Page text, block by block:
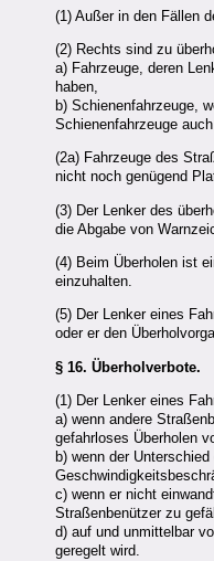
(1) Außer in den Fällen
(2) Rechts sind zu
a) Fahrzeuge, deren
haben,
b) Schienenfahrzeuge,
Schienenfahrzeuge
(2a) Fahrzeuge des
nicht noch genügend
(3) Der Lenker des
die Abgabe von
(4) Beim Überholen ist
einzuhalten.
(5) Der Lenker eines
oder er den
§ 16. Überholverbote.
(1) Der Lenker eines
a) wenn andere
gefahrloses Überholen
b) wenn der
c) wenn er nicht
Straßenbenützer zu
d) auf und unmittelbar
geregelt wird.